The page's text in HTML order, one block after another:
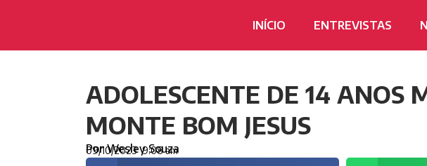
INÍCIO ENTREVISTAS
ADOLESCENTE DE 14 ANOS
MONTE BOM JESUS
PorWesley Souza
09/10/2023 9:08 am